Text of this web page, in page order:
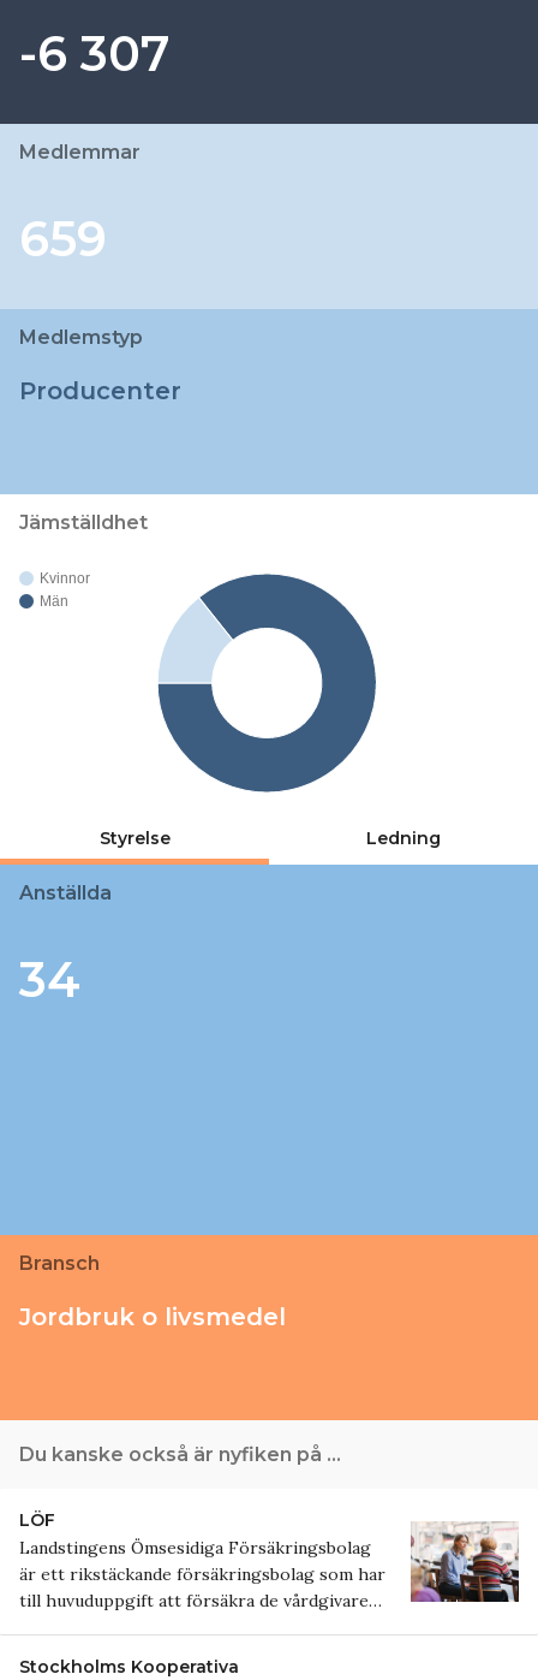
-6 307
Medlemmar
659
Medlemstyp
Producenter
Jämställdhet
Styrelse Ledning
Anställda
34
Bransch
Jordbruk o livsmedel
Du kanske också är nyfiken på …
LÖF
Landstingens Ömsesidiga Försäkringsbolag
är ett rikstäckande försäkrings­bolag som har
till huvuduppgift att försäkra de vårdgivare…
Stockholms Kooperativa